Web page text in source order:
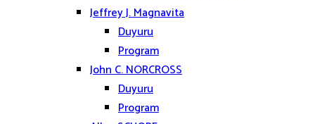
Jeffrey J. Magnavita
Duyuru
Program
John C. NORCROSS
Duyuru
Program